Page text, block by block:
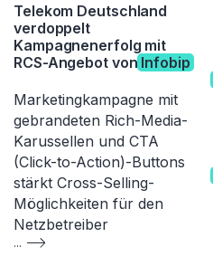
Telekom Deutschland
verdoppelt
Kampagnenerfolg mit
RCS-Angebot von Infobip
Marketingkampagne mit
gebrandeten Rich-Media-
Karussellen und CTA
(Click-to-Action)-Buttons
stärkt Cross-Selling-
Möglichkeiten für den
Netzbetreiber
...